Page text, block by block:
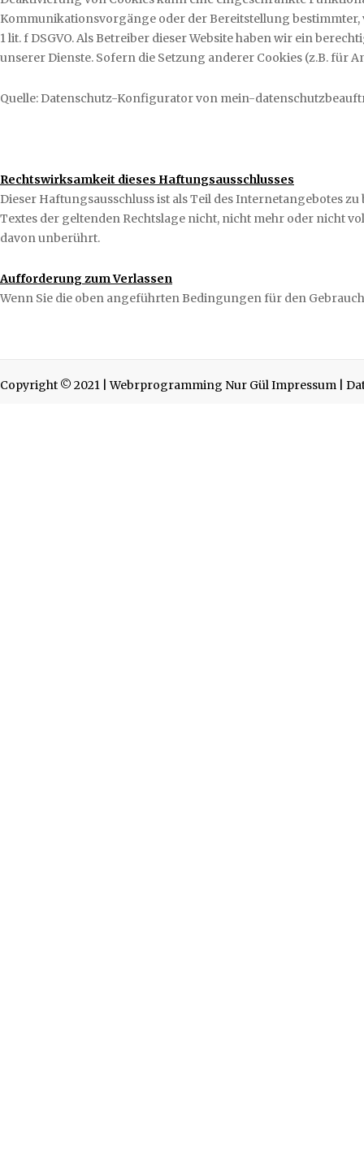
Kommunikationsvorgänge oder der Bereitstellung
1 lit. f DSGVO. Als Betreiber dieser Website haben wir ein
unserer Dienste. Sofern die Setzung anderer Cookies (z.B. für
Quelle: Datenschutz-Konfigurator von mein-
Rechtswirksamkeit dieses Haftungsausschlusses
Dieser Haftungsausschluss ist als Teil des Internetangebotes
Textes der geltenden Rechtslage nicht, nicht mehr oder nicht
davon unberührt.
Aufforderung zum Verlassen
Wenn Sie die oben angeführten Bedingungen für den
Copyright © 2021 | Webrprogramming Nur GülImpressum |